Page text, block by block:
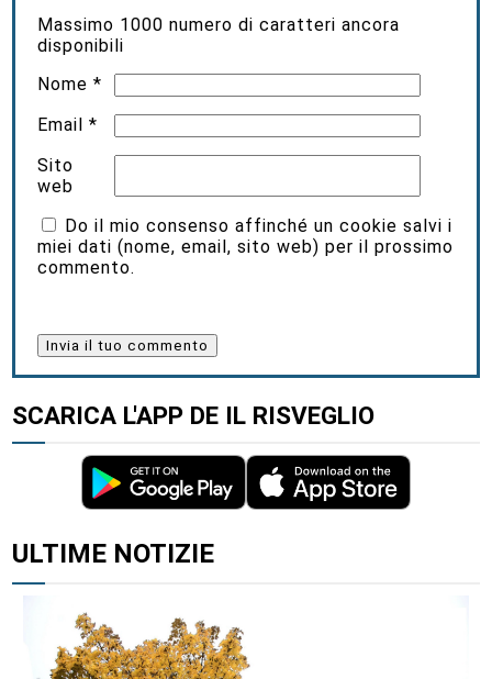
Massimo 1000 numero di caratteri ancora
disponibili
Nome*
Email*
Sito
web
Do il mio consenso affinché un cookie salvi i
miei dati (nome, email, sito web) per il prossimo
commento.
SCARICA L'APP DE IL RISVEGLIO
ULTIME NOTIZIE